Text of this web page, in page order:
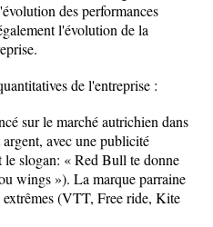
des performances
l'évolution de la
de l'entreprise :
sur le marché autrichien dans
avec une publicité
le slogan: « Red Bull te donne
wings »). La marque parraine
extrêmes (VTT, Free ride, Kite